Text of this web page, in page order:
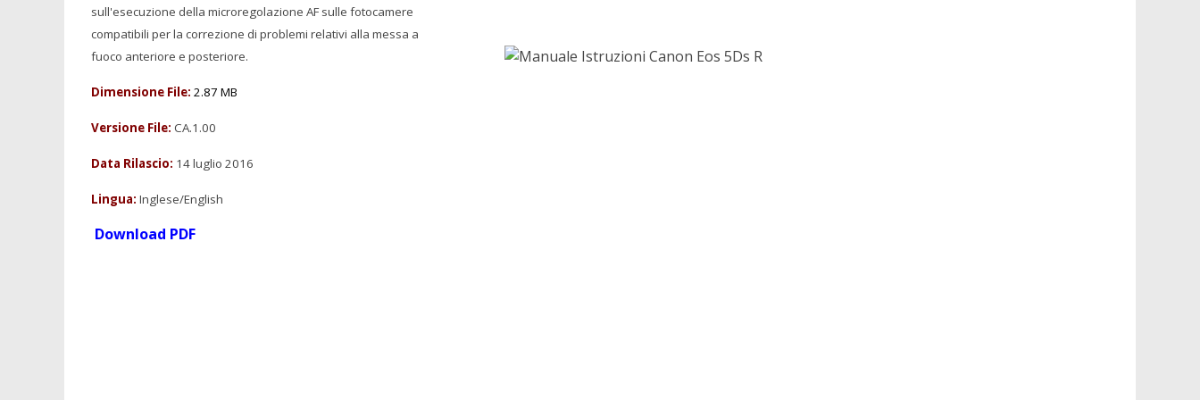
sull'esecuzione della microregolazione AF sulle fotocamere
compatibili per la correzione di problemi relativi alla messa a
fuoco anteriore e posteriore.
Dimensione File: 2.87 MB
Versione File: CA.1.00
Data Rilascio: 14 luglio 2016
Lingua: Inglese/English
Download PDF